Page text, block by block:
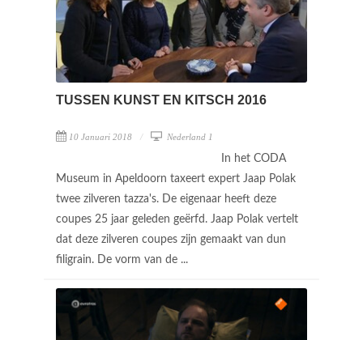
TUSSEN KUNST EN KITSCH 2016
10 Januari 2018 Nederland 1
In het CODA
Museum in Apeldoorn taxeert expert Jaap Polak
twee zilveren tazza's. De eigenaar heeft deze
coupes 25 jaar geleden geërfd. Jaap Polak vertelt
dat deze zilveren coupes zijn gemaakt van dun
filigrain. De vorm van de ...